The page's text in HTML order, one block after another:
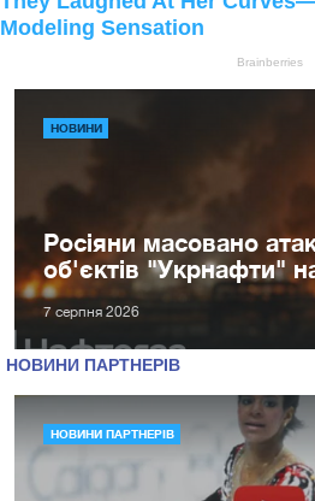
НОВИНИ
Росіяни масовано
об'єктів "Укрнафти"
7 серпня 2026